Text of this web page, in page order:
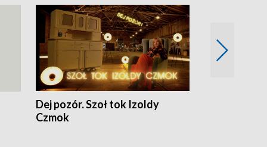
Dej pozór. Szoł tok Izoldy
Czmok